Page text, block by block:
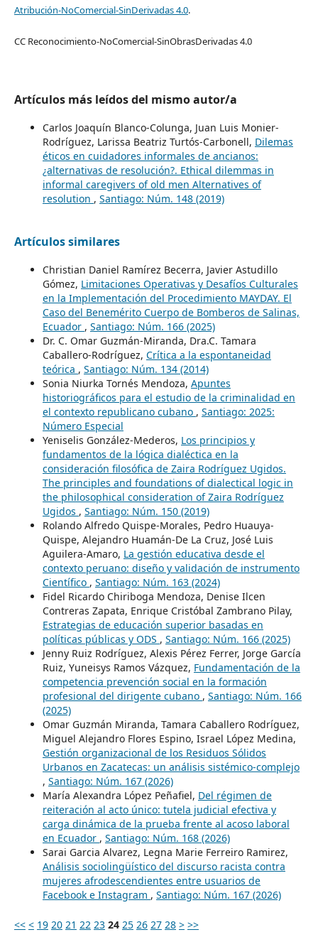
Atribución-NoComercial-SinDerivadas 4.0.
CC Reconocimiento-NoComercial-SinObrasDerivadas 4.0
Artículos más leídos del mismo autor/a
Carlos Joaquín Blanco-Colunga, Juan Luis Monier-
Rodríguez, Larissa Beatriz Turtós-Carbonell, Dilemas
éticos en cuidadores informales de ancianos:
¿alternativas de resolución?. Ethical dilemmas in
informal caregivers of old men Alternatives of
resolution , Santiago: Núm. 148 (2019)
Artículos similares
Christian Daniel Ramírez Becerra, Javier Astudillo
Gómez, Limitaciones Operativas y Desafíos Culturales
en la Implementación del Procedimiento MAYDAY. El
Caso del Benemérito Cuerpo de Bomberos de Salinas,
Ecuador , Santiago: Núm. 166 (2025)
Dr. C. Omar Guzmán-Miranda, Dra.C. Tamara
Caballero-Rodríguez, Crítica a la espontaneidad
teórica , Santiago: Núm. 134 (2014)
Sonia Niurka Tornés Mendoza, Apuntes
historiográficos para el estudio de la criminalidad en
el contexto republicano cubano , Santiago: 2025:
Número Especial
Yeniselis González-Mederos, Los principios y
fundamentos de la lógica dialéctica en la
consideración filosófica de Zaira Rodríguez Ugidos.
The principles and foundations of dialectical logic in
the philosophical consideration of Zaira Rodríguez
Ugidos , Santiago: Núm. 150 (2019)
Rolando Alfredo Quispe-Morales, Pedro Huauya-
Quispe, Alejandro Huamán-De La Cruz, José Luis
Aguilera-Amaro, La gestión educativa desde el
contexto peruano: diseño y validación de instrumento
Científico , Santiago: Núm. 163 (2024)
Fidel Ricardo Chiriboga Mendoza, Denise Ilcen
Contreras Zapata, Enrique Cristóbal Zambrano Pilay,
Estrategias de educación superior basadas en
políticas públicas y ODS , Santiago: Núm. 166 (2025)
Jenny Ruiz Rodríguez, Alexis Pérez Ferrer, Jorge García
Ruiz, Yuneisys Ramos Vázquez, Fundamentación de la
competencia prevención social en la formación
profesional del dirigente cubano , Santiago: Núm. 166
(2025)
Omar Guzmán Miranda, Tamara Caballero Rodríguez,
Miguel Alejandro Flores Espino, Israel López Medina,
Gestión organizacional de los Residuos Sólidos
Urbanos en Zacatecas: un análisis sistémico-complejo
, Santiago: Núm. 167 (2026)
María Alexandra López Peñafiel, Del régimen de
reiteración al acto único: tutela judicial efectiva y
carga dinámica de la prueba frente al acoso laboral
en Ecuador , Santiago: Núm. 168 (2026)
Sarai Garcia Alvarez, Legna Marie Ferreiro Ramirez,
Análisis sociolingüístico del discurso racista contra
mujeres afrodescendientes entre usuarios de
Facebook e Instagram , Santiago: Núm. 167 (2026)
<< < 19 20 21 22 23 24 25 26 27 28 > >>